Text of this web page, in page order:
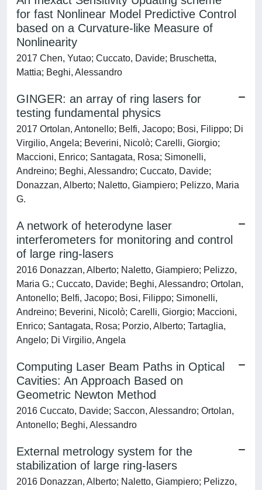
for fast Nonlinear Model Predictive Control
based on a Curvature-like Measure of
Nonlinearity
2017 Chen, Yutao; Cuccato, Davide; Bruschetta,
Mattia; Beghi, Alessandro
GINGER: an array of ring lasers for
testing fundamental physics
2017 Ortolan, Antonello; Belfi, Jacopo; Bosi, Filippo; Di
Virgilio, Angela; Beverini, Nicolò; Carelli, Giorgio;
Maccioni, Enrico; Santagata, Rosa; Simonelli,
Andreino; Beghi, Alessandro; Cuccato, Davide;
Donazzan, Alberto; Naletto, Giampiero; Pelizzo, Maria
G.
A network of heterodyne laser
interferometers for monitoring and control
of large ring-lasers
2016 Donazzan, Alberto; Naletto, Giampiero; Pelizzo,
Maria G.; Cuccato, Davide; Beghi, Alessandro; Ortolan,
Antonello; Belfi, Jacopo; Bosi, Filippo; Simonelli,
Andreino; Beverini, Nicolò; Carelli, Giorgio; Maccioni,
Enrico; Santagata, Rosa; Porzio, Alberto; Tartaglia,
Angelo; Di Virgilio, Angela
Computing Laser Beam Paths in Optical
Cavities: An Approach Based on
Geometric Newton Method
2016 Cuccato, Davide; Saccon, Alessandro; Ortolan,
Antonello; Beghi, Alessandro
External metrology system for the
stabilization of large ring-lasers
2016 Donazzan, Alberto; Naletto, Giampiero; Pelizzo,